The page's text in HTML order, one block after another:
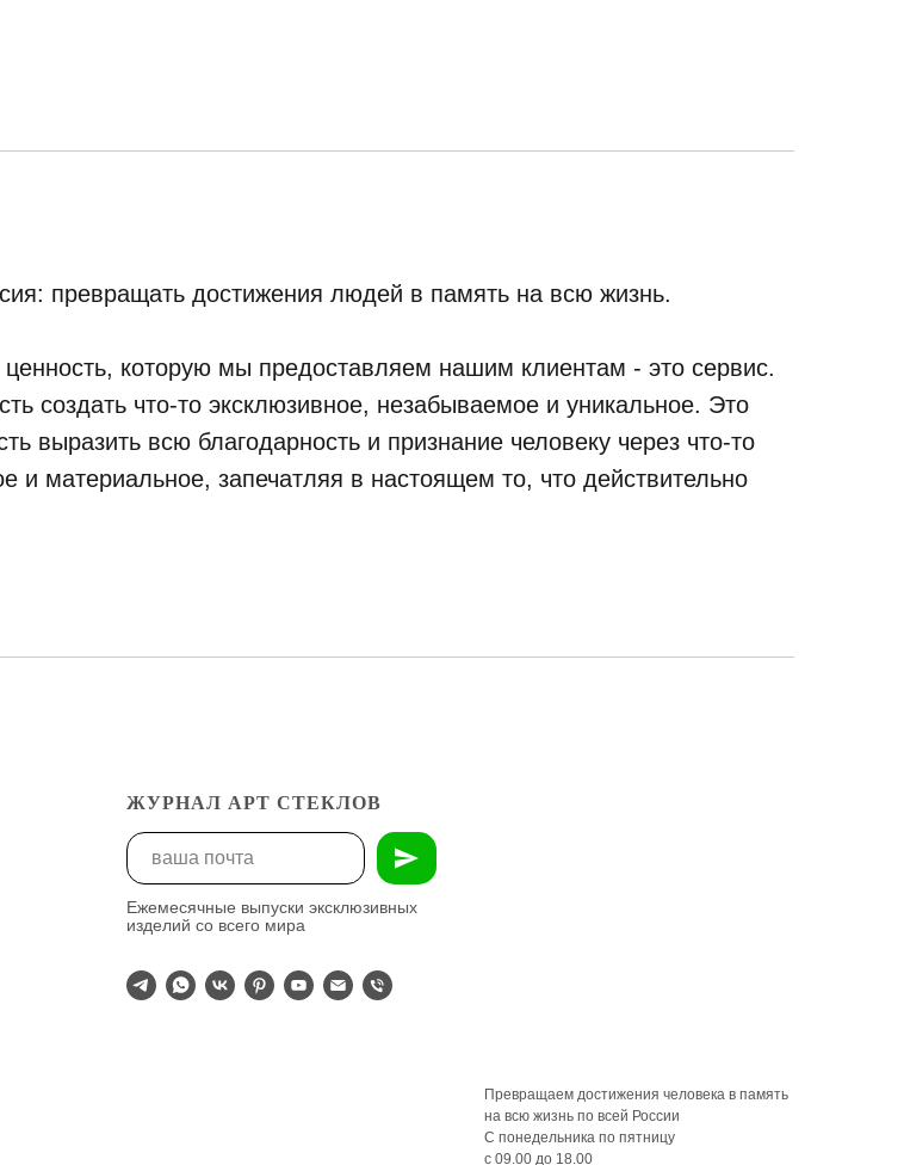
превращать достижения людей в память на всю жизнь.
которую мы предоставляем нашим клиентам - это сервис.
создать что-то эксклюзивное, незабываемое и уникальное. Это
выразить всю благодарность и признание человеку через что-то
и материальное, запечатляя в настоящем то, что действительно
ЖУРНАЛ АРТ СТЕКЛОВ
Ежемесячные выпуски эксклюзивных
изделий со всего мира
Превращаем достижения человека в память
на всю жизнь по всей России
С понедельника по пятницу
с 09.00 до 18.00